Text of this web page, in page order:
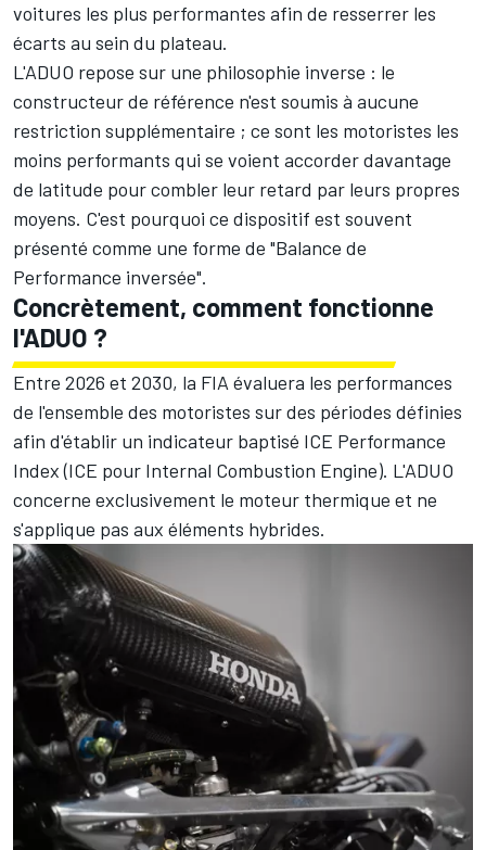
voitures les plus performantes afin de resserrer les
écarts au sein du plateau.
L'ADUO repose sur une philosophie inverse : le
constructeur de référence n'est soumis à aucune
restriction supplémentaire ; ce sont les motoristes les
moins performants qui se voient accorder davantage
de latitude pour combler leur retard par leurs propres
moyens. C'est pourquoi ce dispositif est souvent
présenté comme une forme de "Balance de
Performance inversée".
Concrètement, comment fonctionne
l'ADUO ?
Entre 2026 et 2030, la FIA évaluera les performances
de l'ensemble des motoristes sur des périodes définies
afin d'établir un indicateur baptisé ICE Performance
Index (ICE pour Internal Combustion Engine). L'ADUO
concerne exclusivement le moteur thermique et ne
s'applique pas aux éléments hybrides.